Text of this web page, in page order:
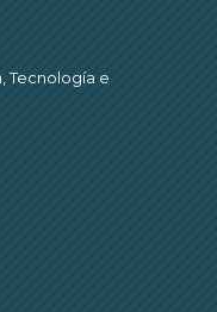
Tecnología e